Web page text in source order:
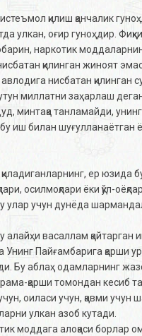
қилиш қанчалик
улкан, оғир гуноҳдир.
наркотик
қилинган жиноят
нисбатан қилинган
миллатни заҳарлаш
минтақа танламайди,
иш билан шуғулланаётган
ер юзида
осилмоқлари ёки қўл-
улар учун дунёда
алайҳи васаллам
Унинг Пайғамбарига қарши
Бу аблаҳ одамларнинг
қарши томондан
оиласи учун, қавми
улкан азоб кутади.
моддага алоқаси борлар